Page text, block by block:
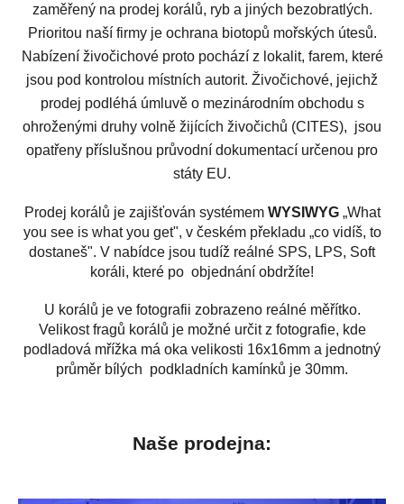
zaměřený na prodej korálů, ryb a jiných bezobratlých.
Prioritou naší firmy je ochrana biotopů mořských útesů.
Nabízení živočichové proto pochází z lokalit, farem, které
jsou pod kontrolou místních autorit. Živočichové, jejichž
prodej podléhá úmluvě o mezinárodním obchodu s
ohroženými druhy volně žijících živočichů (CITES), jsou
opatřeny příslušnou průvodní dokumentací určenou pro
státy EU.
Prodej korálů je zajišťován systémem WYSIWYG„What
you see is what you get", v českém překladu „co vidíš, to
dostaneš". V nabídce jsou tudíž reálné SPS, LPS, Soft
koráli, které po objednání obdržíte!
U korálů je ve fotografii zobrazeno reálné měřítko.
Velikost fragů korálů je možné určit z fotografie, kde
podladová mřížka má oka velikosti 16x16mm a jednotný
průměr bílých podkladních kamínků je 30mm.
Naše prodejna: